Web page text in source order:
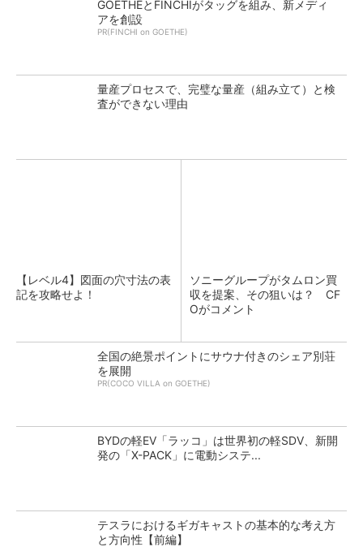
GOETHEとFINCHIがタッグを組み、新メディ
アを創設
PR(FINCHI on GOETHE)
量産プロセスで、完璧な量産（組み立て）と検
査ができない理由
【レベル4】図面の穴寸法の表
記を攻略せよ！
ソニーグループがタムロン買
収を提案、その狙いは？ CF
Oがコメント
全国の絶景ポイントにサウナ付きのシェア別荘
を展開
PR(COCO VILLA on GOETHE)
BYDの軽EV「ラッコ」は世界初の軽SDV、新開
発の「X-PACK」に電動システ...
テスラにおけるギガキャストの基本的な考え方
と方向性【前編】